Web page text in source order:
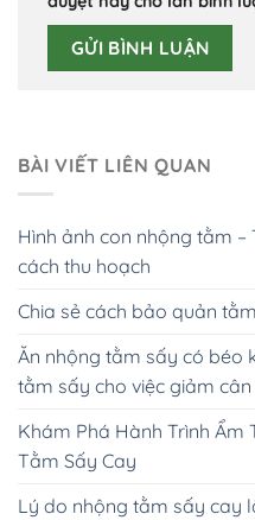
BÀI VIẾT LIÊN QUAN
Hình ảnh con nhộng tằm
cách thu hoạch
Chia sẻ cách bảo quản
Ăn nhộng tằm sấy có béo
tằm sấy cho việc giảm cân
Khám Phá Hành Trình
Tằm Sấy Cay
Lý do nhộng tằm sấy cay